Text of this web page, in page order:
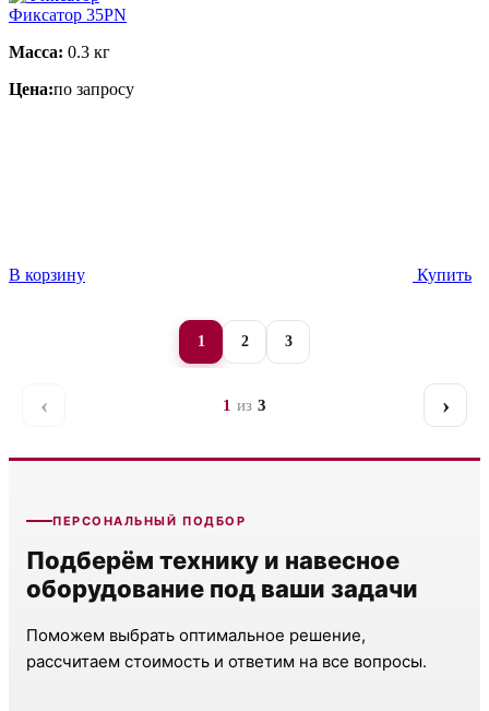
Фиксатор 35PN
Масса: 0.3 кг
Цена:по запросу
В корзину Купить
‹Назад
1 2 3
1 из 3 ›
ПЕРСОНАЛЬНЫЙ ПОДБОР
Подберём технику и навесное
оборудование под ваши задачи
Поможем выбрать оптимальное решение,
рассчитаем стоимость и ответим на все вопросы.